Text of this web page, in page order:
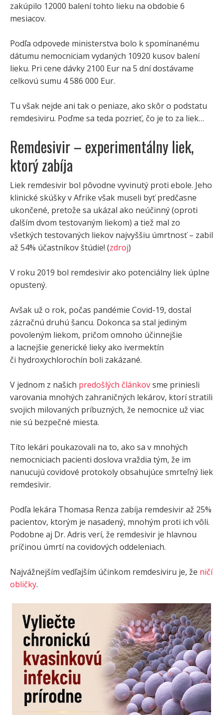
zakúpilo 12000 balení tohto lieku na obdobie 6
mesiacov.
Podľa odpovede ministerstva bolo k spomínanému
dátumu nemocniciam vydaných 10920 kusov balení
lieku. Pri cene dávky 2100 Eur na 5 dní dostávame
celkovú sumu 4 586 000 Eur.
Tu však nejde ani tak o peniaze, ako skôr o podstatu
remdesiviru. Poďme sa teda pozrieť, čo je to za liek…
Remdesivir – experimentálny liek,
ktorý zabíja
Liek remdesivir bol pôvodne vyvinutý proti ebole. Jeho
klinické skúšky v Afrike však museli byť predčasne
ukončené, pretože sa ukázal ako neúčinný (oproti
ďalším dvom testovaným liekom) a tiež mal zo
všetkých testovaných liekov najvyššiu úmrtnosť – zabil
až 54% účastníkov štúdie! (zdroj)
V roku 2019 bol remdesivir ako potenciálny liek úplne
opustený.
Avšak už o rok, počas pandémie Covid-19, dostal
zázračnú druhú šancu. Dokonca sa stal jediným
povoleným liekom, pričom omnoho účinnejšie
a lacnejšie generické lieky ako ivermektín
či hydroxychlorochín boli zakázané.
V jednom z našich predošlých článkovsme priniesli
varovania mnohých zahraničných lekárov, ktorí stratili
svojich milovaných príbuzných, že nemocnice už viac
nie sú bezpečné miesta.
Títo lekári poukazovali na to, ako sa v mnohých
nemocniciach pacienti doslova vraždia tým, že im
nanucujú covidové protokoly obsahujúce smrteľný liek
remdesivir.
Podľa lekára Thomasa Renza zabíja remdesivir až 25%
pacientov, ktorým je nasadený, mnohým proti ich vôli.
Podobne aj Dr. Adris verí, že remdesivir je hlavnou
príčinou úmrtí na covidových oddeleniach.
Najvážnejším vedľajším účinkom remdesiviru je, že ničí
obličky.